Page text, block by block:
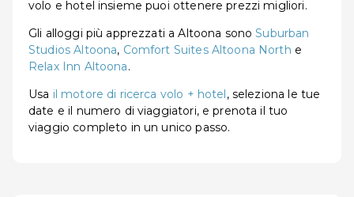
volo e hotel insieme puoi ottenere prezzi migliori.
Gli alloggi più apprezzati a Altoona sonoSuburban
Studios Altoona, Comfort Suites Altoona North e
Relax Inn Altoona.
Usa il motore di ricerca volo + hotel, seleziona le tue
date e il numero di viaggiatori, e prenota il tuo
viaggio completo in un unico passo.